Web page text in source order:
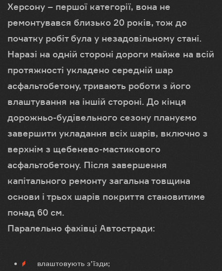
Херсону – першої категорії, вона не
ремонтувався близько 20 років, тож до
початку робіт була у незадовільному стані.
Наразі на одній стороні дороги майже на всій
протяжності укладено середній шар
асфальтобетону, тривають роботи з його
влаштування на іншій стороні. До кінця
дорожньо-будівельного сезону плануємо
завершити укладання всіх шарів, включно з
верхнім з щебенево-мастикового
асфальтобетону. Після завершення
капітального ремонту загальна товщина
основи і трьох шарів покриття становитиме
понад 60 см.
Паралельно фахівці Автостради:
влаштовують з’їзди;